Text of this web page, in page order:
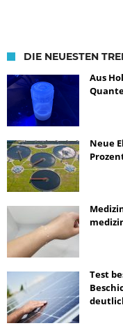
DIE NEUESTEN
Aus
Neue
Test